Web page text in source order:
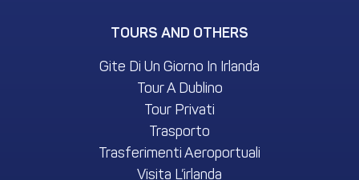
TOURS AND OTHERS
Gite Di Un Giorno In Irlanda
Tour A Dublino
Tour Privati
Trasporto
Trasferimenti Aeroportuali
Visita L’irlanda